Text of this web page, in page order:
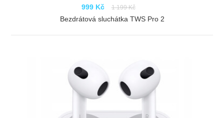
999 Kč 1 199 Kč
Bezdrátová sluchátka TWS Pro 2